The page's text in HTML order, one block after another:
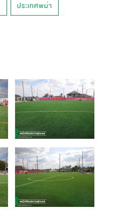
ประเทศพม่า